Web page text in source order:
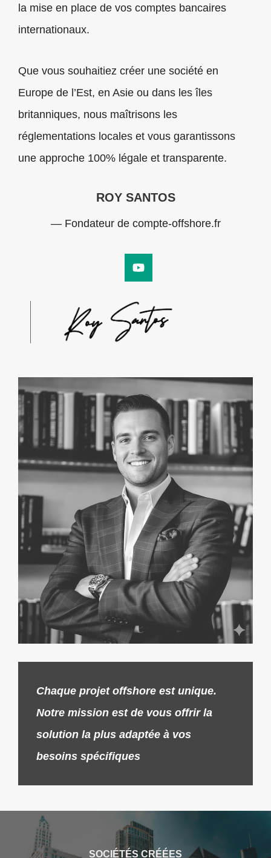
la mise en place de vos comptes bancaires
internationaux.
Que vous souhaitiez créer une société en
Europe de l’Est, en Asie ou dans les îles
britanniques, nous maîtrisons les
réglementations locales et vous garantissons
une approche 100% légale et transparente.
ROY SANTOS
— Fondateur de compte-offshore.fr
Chaque projet offshore est unique.
Notre mission est de vous offrir la
solution la plus adaptée à vos
besoins spécifiques
SOCIÉTÉS CRÉÉES